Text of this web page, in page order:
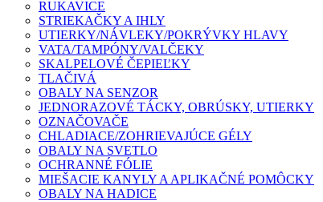
RUKAVICE
STRIEKAČKY A IHLY
UTIERKY/NÁVLEKY/POKRÝVKY HLAVY
VATA/TAMPÓNY/VALČEKY
SKALPELOVÉ ČEPIEĽKY
TLAČIVÁ
OBALY NA SENZOR
JEDNORAZOVÉ TÁCKY, OBRÚSKY, UTIERKY
OZNAČOVAČE
CHLADIACE/ZOHRIEVAJÚCE GÉLY
OBALY NA SVETLO
OCHRANNÉ FÓLIE
MIEŠACIE KANYLY A APLIKAČNÉ POMÔCKY
OBALY NA HADICE